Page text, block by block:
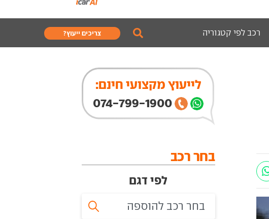
רכב לפי קטגוריה צריכים ייעוץ?
לייעוץ מקצועי חינם:
074-799-1900
בחר רכב
לפי דגם